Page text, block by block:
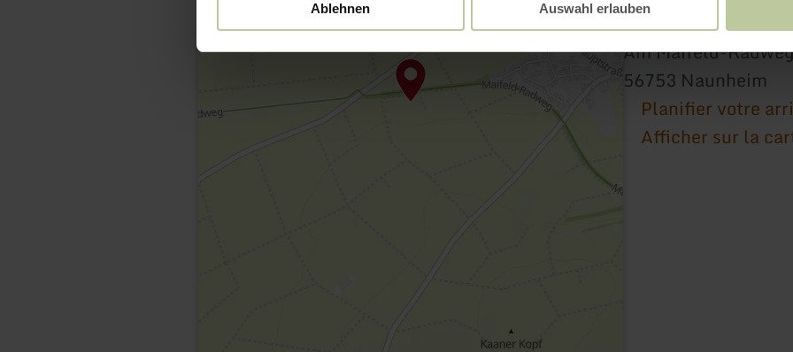
Ablehnen Auswahl erlaubenInfotafel -
Am Maifeld-
56753 Naunheim
Planifier votre
Afficher sur la